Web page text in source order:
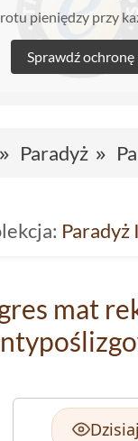
pieniędzy przy
Sprawdź ochronę
Paradyż
mat